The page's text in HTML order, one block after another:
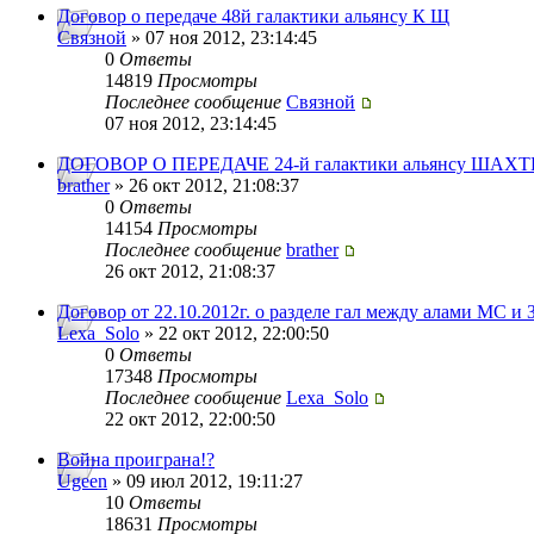
Договор о передаче 48й галактики альянсу К Щ
Связной » 07 ноя 2012, 23:14:45
0 Ответы
14819 Просмотры
Последнее сообщение Связной
07 ноя 2012, 23:14:45
ДОГОВОР О ПЕРЕДАЧЕ 24-й галактики альянсу
brather» 26 окт 2012, 21:08:37
0 Ответы
14154 Просмотры
Последнее сообщение brather
26 окт 2012, 21:08:37
Договор от 22.10.2012г. о разделе гал между алами МС и
Lexa_Solo » 22 окт 2012, 22:00:50
0 Ответы
17348 Просмотры
Последнее сообщение Lexa_Solo
22 окт 2012, 22:00:50
Война проиграна!?
Ugeen » 09 июл 2012, 19:11:27
10 Ответы
18631 Просмотры